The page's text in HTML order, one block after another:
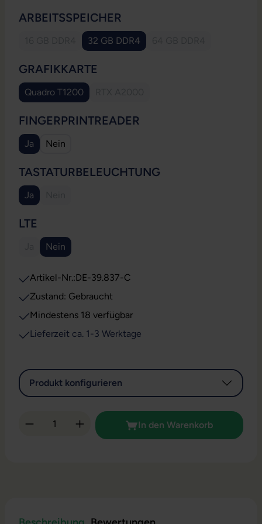
ARBEITSSPEICHER
(Diese Option ist zurzeit nicht verfügbar.)
32 GB DDR4
GRAFIKKARTE
Quadro T1200
FINGERPRINTREADER
Ja Nein
TASTATURBELEUCHTUNG
Ja
LTE
(Diese Option ist zurzeit nicht verfügbar.)
Nein
Artikel-Nr.:DE-39.837-C
Zustand: Gebraucht
Mindestens 18 verfügbar
Lieferzeit ca. 1-3 Werktage
Produkt konfigurieren
Produkt Anzahl: Gib den gewünschten
In den Warenkorb